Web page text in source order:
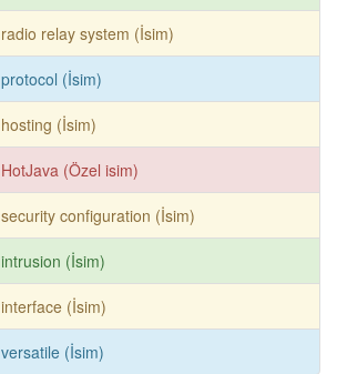
radio relay system (İsim)
protocol (İsim)
hosting (İsim)
HotJava (Özel isim)
security configuration (İsim)
intrusion (İsim)
interface (İsim)
versatile (İsim)